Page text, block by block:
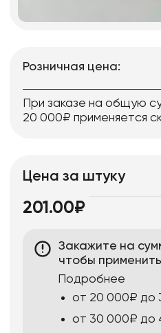
Розничная цена:
При заказе на общую
20 000₽ применяется
Цена за штуку
201.00₽
Закажите на
чтобы
Подробнее
от 20 000₽ до
от 30 000₽ до